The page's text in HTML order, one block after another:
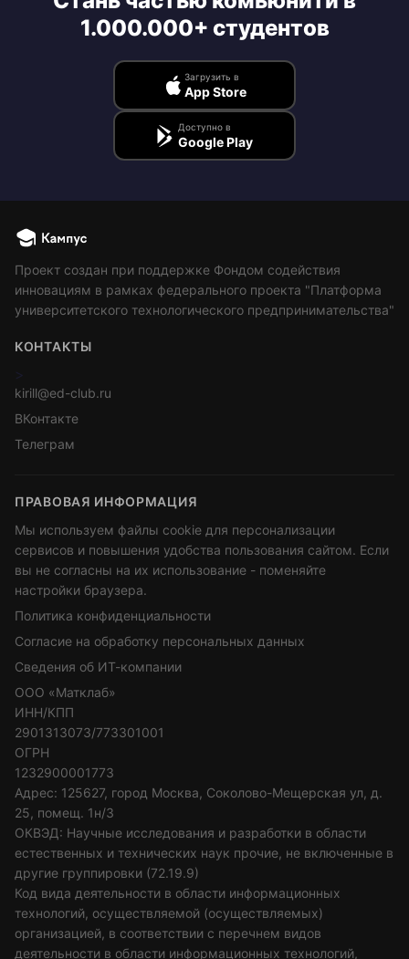
1.000.000+ студентов
Загрузить в
App Store
Доступно в
Google Play
Проект создан при поддержке Фондом содействия
инновациям в рамках федерального проекта "Платформа
университетского технологического предпринимательства"
КОНТАКТЫ
>
kirill@ed-club.ru
ВКонтакте
Телеграм
ПРАВОВАЯ ИНФОРМАЦИЯ
Мы используем файлы cookie для персонализации
сервисов и повышения удобства пользования сайтом. Если
вы не согласны на их использование - поменяйте
настройки браузера.
Политика конфиденциальности
Согласие на обработку персональных данных
Сведения об ИТ-компании
ООО «Матклаб»
ИНН/КПП
2901313073/773301001
ОГРН
1232900001773
Адрес: 125627, город Москва, Соколово-Мещерская ул, д.
25, помещ. 1н/3
ОКВЭД: Научные исследования и разработки в области
естественных и технических наук прочие, не включенные в
другие группировки (72.19.9)
Код вида деятельности в области информационных
технологий, осуществляемой (осуществляемых)
организацией, в соответствии с перечнем видов
деятельности в области информационных технологий,